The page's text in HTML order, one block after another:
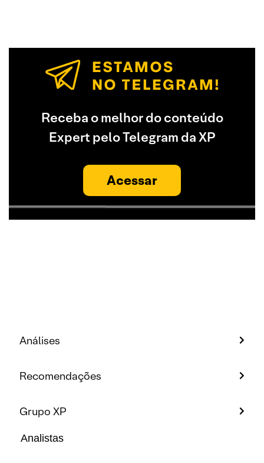
Receba o melhor do conteúdo
Expert pelo Telegram da XP
Acessar
Análises
Recomendações
Grupo XP
Analistas